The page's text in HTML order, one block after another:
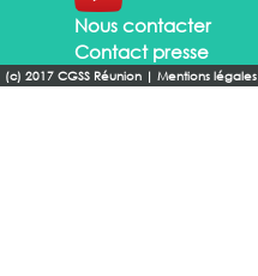
Nous contacter
Contact presse
(c) 2017 CGSS Réunion | Mentions légales